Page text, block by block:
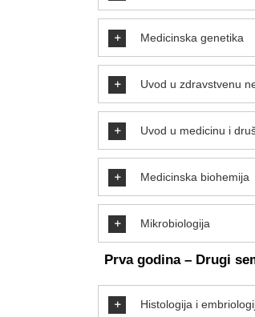
Medicinska genetika
Uvod u zdravstvenu
Uvod u medicinu i
Medicinska biohemija
Mikrobiologija
Prva godina – Drugi
Histologija i